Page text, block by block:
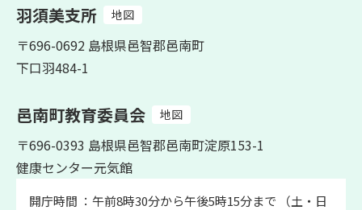
羽須美支所 地図
〒696-0692 島根県邑智郡邑南町
下口羽484-1
邑南町教育委員会 地図
〒696-0393 島根県邑智郡邑南町淀原153-1
健康センター元気館
開庁時間 ：午前8時30分から午後5時15分まで （土・日